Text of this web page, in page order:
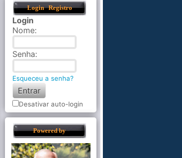
Login Registro
Login
Nome:
Senha:
Esqueceu a senha?
Desativar auto-login
Powered by